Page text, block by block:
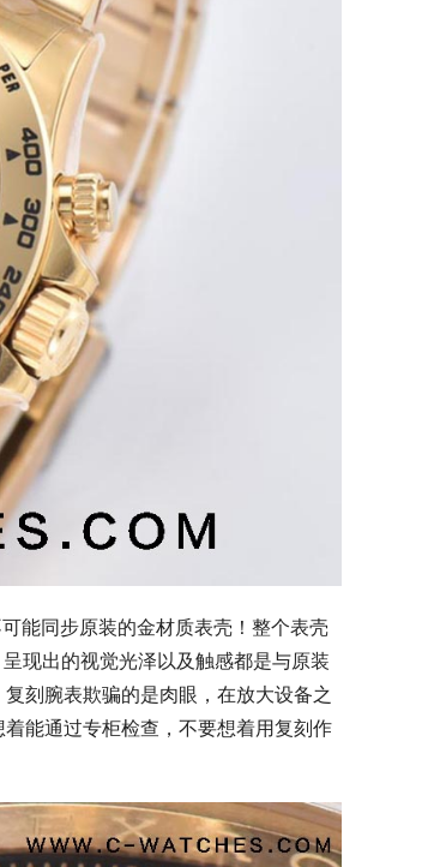
能同步原装的金材质表壳！整个表壳
现出的视觉光泽以及触感都是与原装
刻腕表欺骗的是肉眼，在放大设备之
能通过专柜检查，不要想着用复刻作